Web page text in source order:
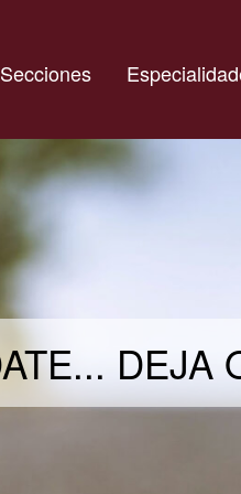
Secciones
DEJA